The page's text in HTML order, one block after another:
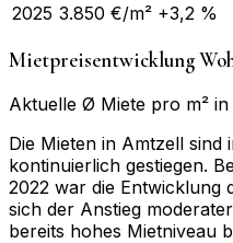
2025 3.850 €/m² +3,2 %
Mietpreisentwicklung
Aktuelle Ø Miete pro m²
Die Mieten in Amtzell
kontinuierlich gestiegen.
2022 war die Entwicklung
sich der Anstieg
bereits hohes Mietniveau